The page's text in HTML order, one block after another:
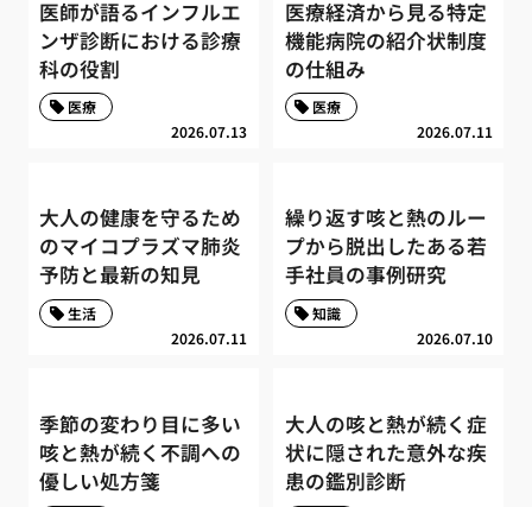
医師が語るインフルエ
ンザ診断における診療
科の役割
2026.07.13
医療
医療経済から見る特定
機能病院の紹介状制度
の仕組み
2026.07.11
医療
大人の健康を守るため
のマイコプラズマ肺炎
予防と最新の知見
2026.07.11
生活
繰り返す咳と熱のルー
プから脱出したある若
手社員の事例研究
2026.07.10
知識
季節の変わり目に多い
咳と熱が続く不調への
優しい処方箋
大人の咳と熱が続く症
状に隠された意外な疾
患の鑑別診断